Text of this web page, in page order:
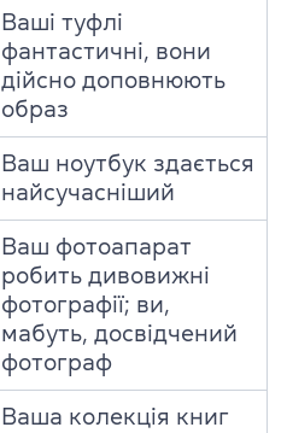
Ваші туфлі
фантастичні, вони
дійсно доповнюють
образ
Ваш ноутбук здається
найсучасніший
Ваш фотоапарат
робить дивовижні
фотографії; ви,
мабуть, досвідчений
фотограф
Ваша колекція книг